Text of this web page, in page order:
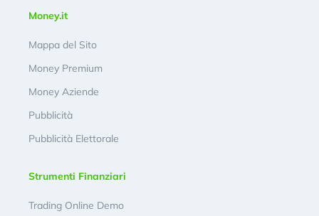
Money.it
Mappa del Sito
Money Premium
Money Aziende
Pubblicità
Pubblicità Elettorale
Strumenti Finanziari
Trading Online Demo